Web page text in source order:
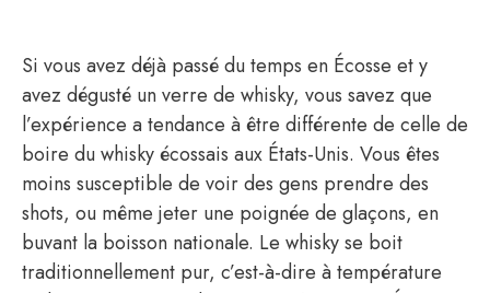
Si vous avez déjà passé du temps en Écosse et y
avez dégusté un verre de whisky, vous savez que
l’expérience a tendance à être différente de celle de
boire du whisky écossais aux États-Unis. Vous êtes
moins susceptible de voir des gens prendre des
shots, ou même jeter une poignée de glaçons, en
buvant la boisson nationale. Le whisky se boit
traditionnellement pur, c’est-à-dire à température